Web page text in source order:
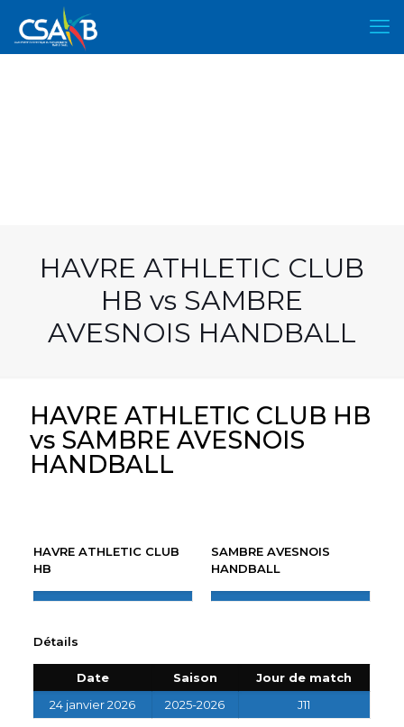
HAVRE ATHLETIC CLUB
HB vs SAMBRE
AVESNOIS HANDBALL
HAVRE ATHLETIC CLUB HB
vs SAMBRE AVESNOIS
HANDBALL
HAVRE ATHLETIC CLUB
HB
SAMBRE AVESNOIS
HANDBALL
Détails
Date Saison
Jour de match
24 janvier 2026
2025-2026 J11